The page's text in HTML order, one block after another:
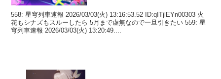
558: 星穹列車速報 2026/03/03(火) 13:16:53.52 ID:qITjlEYn00303 火
花もシナズもスルーしたら 5月まで虚無なので一旦引きたい 559: 星
穹列車速報 2026/03/03(火) 13:20:49....